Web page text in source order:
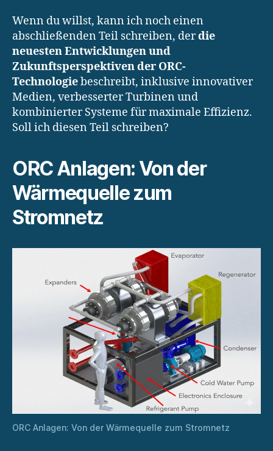
Wenn du willst, kann ich noch einen
abschließenden Teil schreiben, derdie
neuesten Entwicklungen und
Zukunftsperspektiven der ORC-
Technologiebeschreibt, inklusive innovativer
Medien, verbesserter Turbinen und
kombinierter Systeme für maximale Effizienz.
Soll ich diesen Teil schreiben?
ORC Anlagen: Von der
Wärmequelle zum
Stromnetz
ORC Anlagen: Von der Wärmequelle zum Stromnetz